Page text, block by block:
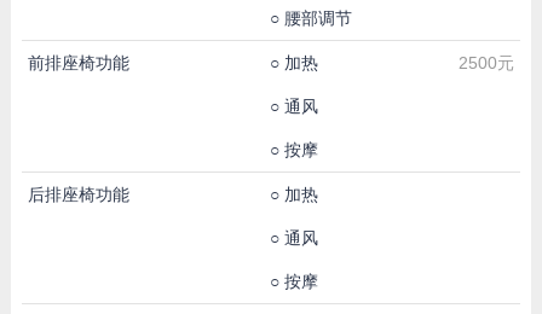
○ 腰部调节
前排座椅功能 ○ 加热 2500元
○ 通风
○ 按摩
后排座椅功能 ○ 加热
○ 通风
○ 按摩